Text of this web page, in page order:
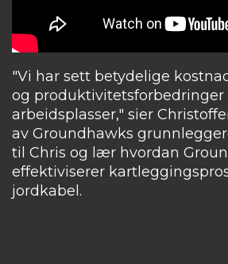
"Vi har sett betydelige
og produktivitetsforbedringer
arbeidsplasser," sier
av Groundhawks
til Chris og lær hvordan
effektiviserer
jordkabel.